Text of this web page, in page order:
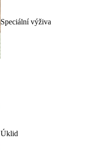
Speciální výživa
Úklid